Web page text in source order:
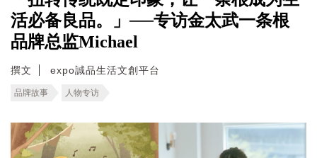
活必备良品。」──专访金太武一条根
品牌总监Michael
撰文 expo誠品生活文創平台
品牌故事 人物专访